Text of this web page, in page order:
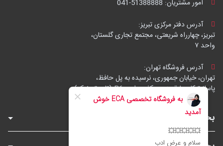
امور مشتریان: 041-51388888
آدرس دفتر مرکزی تبریز:
تبریز، چهارراه شریعتی، مجتمع تجاری گلستان،
واحد ۷
آدرس فروشگاه تهران:
تهران، خیابان جمهوری، نرسیده به پل حافظ،
پاساژ توکل، طبقه زیرهمکف، واحد B6 (تاپ ترونیک)
بخش‌های فروشگاه